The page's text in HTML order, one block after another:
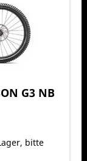
G3 NB
bitte